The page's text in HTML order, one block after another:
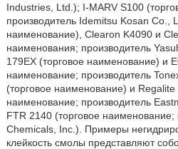
Industries, Ltd.); I-MARV S100
производитель Idemitsu Kosan Co.,
наименование), Clearon K4090 и
наименования; производитель
179EX (торговое наименование) и
наименование; производитель
(торговое наименование) и Regalite
наименование; производитель
FTR 2140 (торговое наименование;
Chemicals, Inc.). Примеры
клейкость смолы представляют